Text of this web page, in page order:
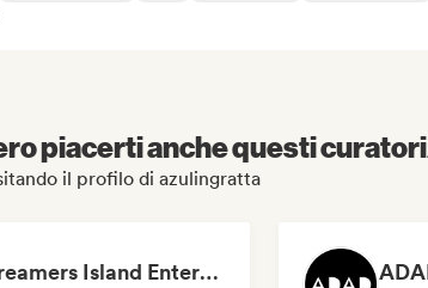
piacerti anche questi
il profilo di azulingratta
Dreamers Island Entertainment